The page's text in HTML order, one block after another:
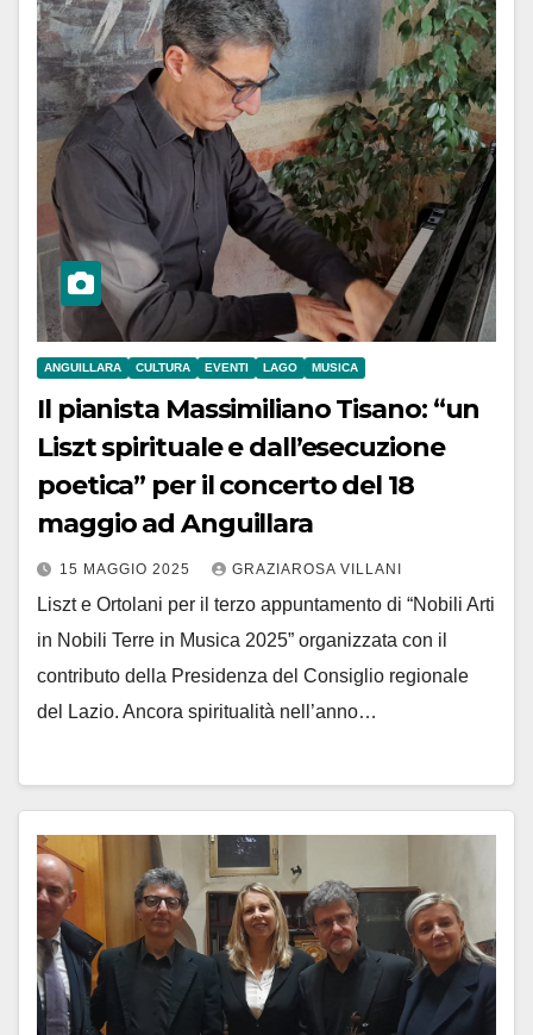
ANGUILLARA CULTURA EVENTI LAGO MUSICA
Il pianista Massimiliano Tisano: “un
Liszt spirituale e dall’esecuzione
poetica” per il concerto del 18
maggio ad Anguillara
15 MAGGIO 2025 GRAZIAROSA VILLANI
Liszt e Ortolani per il terzo appuntamento di “Nobili Arti
in Nobili Terre in Musica 2025” organizzata con il
contributo della Presidenza del Consiglio regionale
del Lazio. Ancora spiritualità nell’anno…